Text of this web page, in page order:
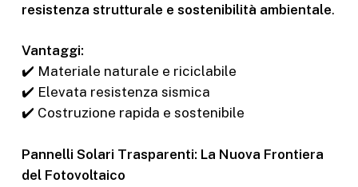
resistenza strutturale e sostenibilità ambientale.
Vantaggi:
✔️ Materiale naturale e riciclabile
✔️ Elevata resistenza sismica
✔️ Costruzione rapida e sostenibile
Pannelli Solari Trasparenti: La Nuova Frontiera
del Fotovoltaico